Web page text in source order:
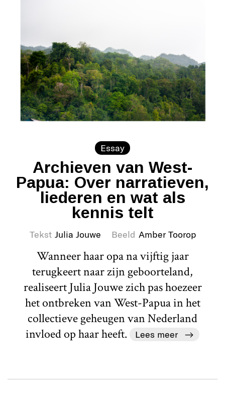
Essay
Archieven van West-
Papua: Over narratieven,
liederen en wat als
kennis telt
Tekst Julia Jouwe Beeld Amber Toorop
Wanneer haar opa na vijftig jaar
terugkeert naar zijn geboorteland,
realiseert Julia Jouwe zich pas hoezeer
het ontbreken van West-Papua in het
collectieve geheugen van Nederland
invloed op haar heeft.
Lees meer